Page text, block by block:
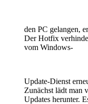
den PC gelangen,
Der Hotfix
vom Windows-
Update-Dienst
Zunächst lädt man
Updates herunter.